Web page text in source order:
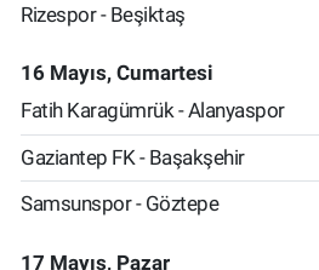
Rizespor - Beşiktaş
16 Mayıs, Cumartesi
Fatih Karagümrük - Alanyaspor
Gaziantep FK - Başakşehir
Samsunspor - Göztepe
17 Mayıs, Pazar